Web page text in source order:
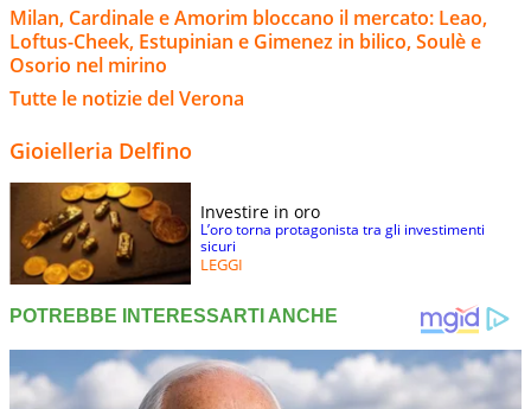
Milan, Cardinale e Amorim bloccano il mercato: Leao,
Loftus-Cheek, Estupinian e Gimenez in bilico, Soulè e
Osorio nel mirino
Tutte le notizie del Verona
Gioielleria Delfino
Investire in oro
L’oro torna protagonista tra gli investimenti
sicuri
LEGGI